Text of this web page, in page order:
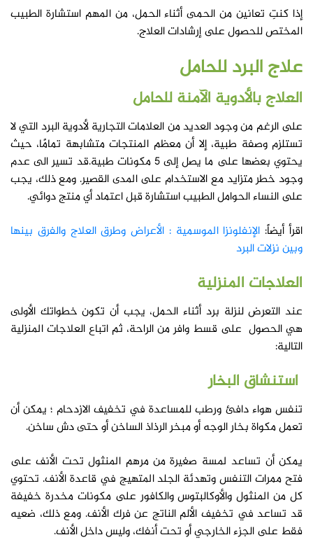
إذا كنتِ تعانين من الحمى أثناء الحمل، من المهم استشارة الطبيب
المختص للحصول على إرشادات العلاج.
علاج البرد للحامل
العلاج بالأدوية الآمنة للحامل
على الرغم من وجود العديد من العلامات التجارية لأدوية البرد التي لا
تستلزم وصفة طبية، إلا أن معظم المنتجات متشابهة تمامًا، حيث
يحتوي بعضها على ما يصل إلى 5 مكونات طبية.قد تسير الى عدم
وجود خطر متزايد مع الاستخدام على المدى القصير. ومع ذلك، يجب
على النساء الحوامل الطبيب استشارة قبل اعتماد أي منتج دوائي.
اقرأ أيضاً: الإنفلونزا الموسمية : الأعراض وطرق العلاج والفرق بينها
وبين نزلات البرد
العلاجات المنزلية
عند التعرض لنزلة برد أثناء الحمل، يجب أن تكون خطواتك الأولى
هي الحصول على قسط وافر من الراحة، ثم اتباع العلاجات المنزلية
التالية:
استنشاق البخار
تنفس هواء دافئ ورطب للمساعدة في تخفيف الازدحام ؛ يمكن أن
تعمل مكواة بخار الوجه أو مبخر الرذاذ الساخن أو حتى دش ساخن.
يمكن أن تساعد لمسة صغيرة من مرهم المنثول تحت الأنف على
فتح ممرات التنفس وتهدئة الجلد المتهيج في قاعدة الأنف. تحتوي
كل من المنثول والأوكالبتوس والكافور على مكونات مخدرة خفيفة
قد تساعد في تخفيف الألم الناتج عن فرك الأنف. ومع ذلك، ضعيه
فقط على الجزء الخارجي أو تحت أنفك، وليس داخل الأنف.